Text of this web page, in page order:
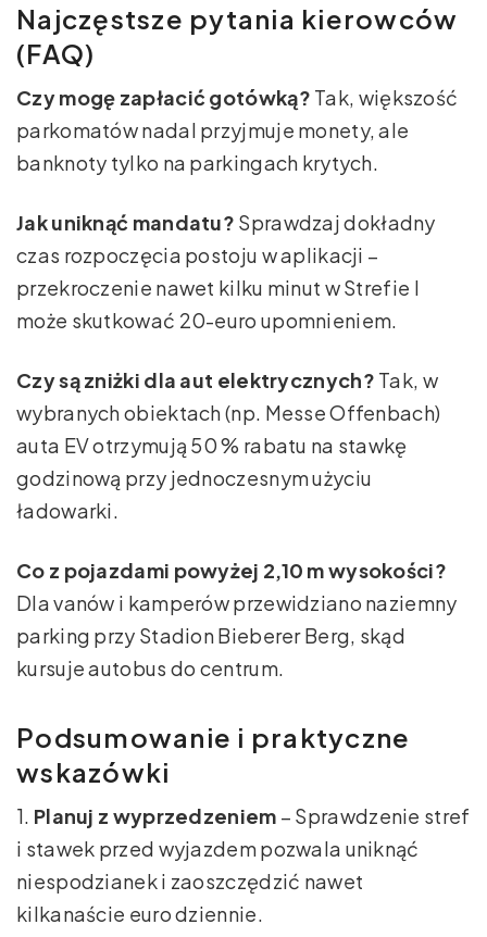
Najczęstsze pytania kierowców
(FAQ)
Czy mogę zapłacić gotówką? Tak, większość
parkomatów nadal przyjmuje monety, ale
banknoty tylko na parkingach krytych.
Jak uniknąć mandatu? Sprawdzaj dokładny
czas rozpoczęcia postoju w aplikacji –
przekroczenie nawet kilku minut w Strefie I
może skutkować 20-euro upomnieniem.
Czy są zniżki dla aut elektrycznych? Tak, w
wybranych obiektach (np. Messe Offenbach)
auta EV otrzymują 50 % rabatu na stawkę
godzinową przy jednoczesnym użyciu
ładowarki.
Co z pojazdami powyżej 2,10 m wysokości?
Dla vanów i kamperów przewidziano naziemny
parking przy Stadion Bieberer Berg, skąd
kursuje autobus do centrum.
Podsumowanie i praktyczne
wskazówki
1. Planuj z wyprzedzeniem – Sprawdzenie stref
i stawek przed wyjazdem pozwala uniknąć
niespodzianek i zaoszczędzić nawet
kilkanaście euro dziennie.